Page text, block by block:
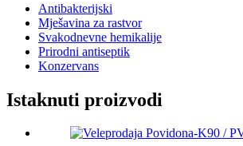
Antibakterijski
Mješavina za rastvor
Svakodnevne hemikalije
Prirodni antiseptik
Konzervans
Istaknuti proizvodi